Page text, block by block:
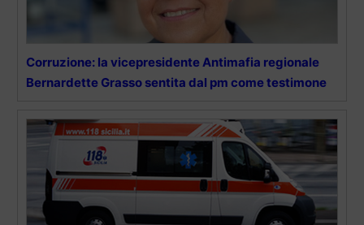
Corruzione: la vicepresidente Antimafia regionale
Bernardette Grasso sentita dal pm come testimone